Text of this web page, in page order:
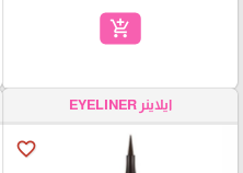
add_shopping_cart
ايلاينر EYELINER
favorite_border